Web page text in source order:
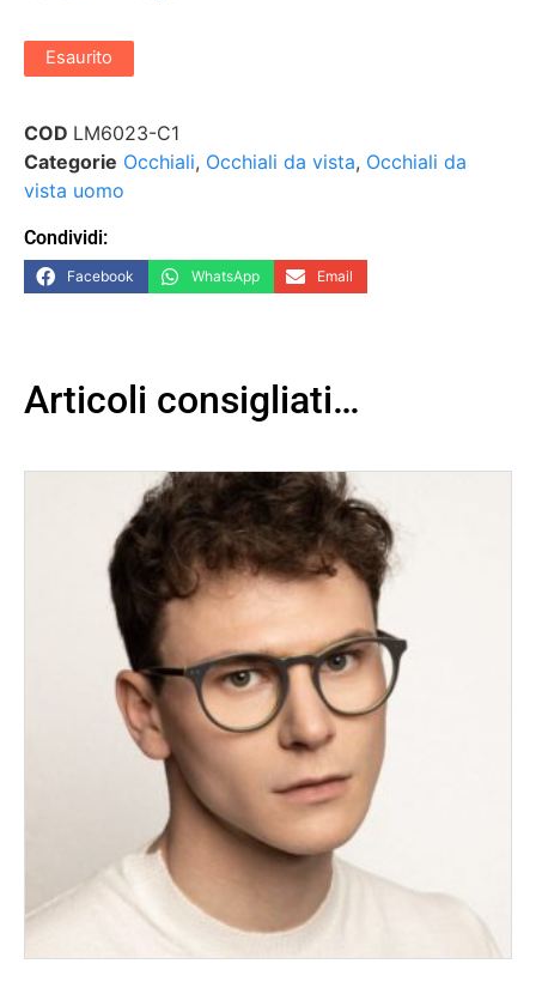
Esaurito
COD LM6023-C1
Categorie Occhiali, Occhiali da vista, Occhiali da
vista uomo
Condividi:
Facebook WhatsApp Email
Articoli consigliati…